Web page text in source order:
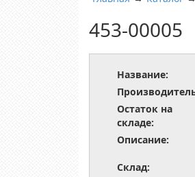
453-00005
Название:
Остаток на
складе:
Описание:
Склад: